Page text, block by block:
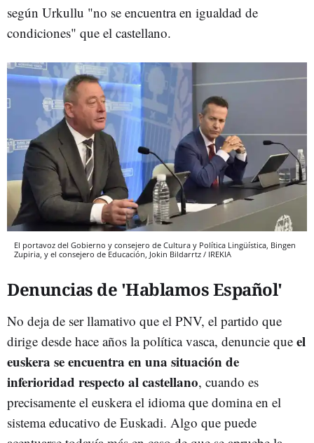
según Urkullu "no se encuentra en igualdad de
condiciones" que el castellano.
El portavoz del Gobierno y consejero de Cultura y Política Lingüística, Bingen
Zupiria, y el consejero de Educación, Jokin Bildarrtz / IREKIA
Denuncias de 'Hablamos Español'
No deja de ser llamativo que el PNV, el partido que
dirige desde hace años la política vasca, denuncie que el
euskera se encuentra en una situación de
inferioridad respecto al castellano, cuando es
precisamente el euskera el idioma que domina en el
sistema educativo de Euskadi. Algo que puede